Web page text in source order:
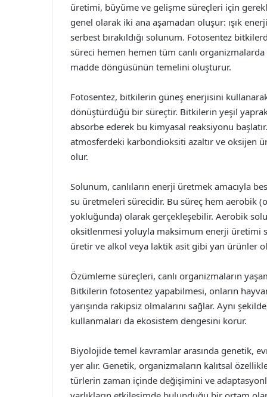
üretimi, büyüme ve gelişme süreçleri için
genel olarak iki ana aşamadan oluşur: ışık
serbest bırakıldığı solunum. Fotosentez
süreci hemen hemen tüm canlı
madde döngüsünün temelini oluşturur.
Fotosentez, bitkilerin güneş enerjisini
dönüştürdüğü bir süreçtir. Bitkilerin yeşil
absorbe ederek bu kimyasal reaksiyonu
atmosferdeki karbondioksiti azaltır ve oksijen
olur.
Solunum, canlıların enerji üretmek amacıyla
su üretmeleri sürecidir. Bu süreç hem aerobik
yokluğunda) olarak gerçekleşebilir. Aerobik
oksitlenmesi yoluyla maksimum enerji üretimi
üretir ve alkol veya laktik asit gibi yan ürünler
Özümleme süreçleri, canlı organizmaların
Bitkilerin fotosentez yapabilmesi, onların
yarışında rakipsiz olmalarını sağlar. Aynı
kullanmaları da ekosistem dengesini korur.
Biyolojide temel kavramlar arasında genetik,
yer alır. Genetik, organizmaların kalıtsal
türlerin zaman içinde değişimini ve